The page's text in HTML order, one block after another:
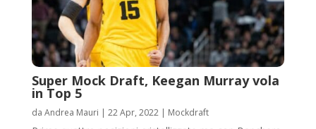
Super Mock Draft, Keegan Murray vola
in Top 5
da Andrea Mauri | 22 Apr, 2022| Mockdraft